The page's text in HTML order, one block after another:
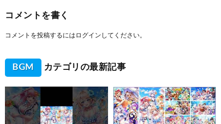
コメントを書く
コメントを投稿するには ログイン してください。
BGM カテゴリの最新記事